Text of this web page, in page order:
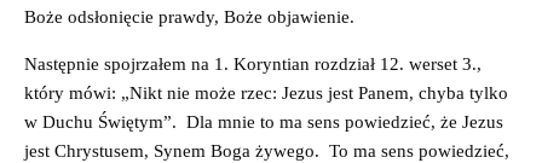
Boże odsłonięcie prawdy, Boże objawienie.
Następnie spojrzałem na 1. Koryntian rozdział 12. werset 3.,
który mówi: „Nikt nie może rzec: Jezus jest Panem, chyba tylko
w Duchu Świętym”. Dla mnie to ma sens powiedzieć, że Jezus
jest Chrystusem, Synem Boga żywego. To ma sens powiedzieć,